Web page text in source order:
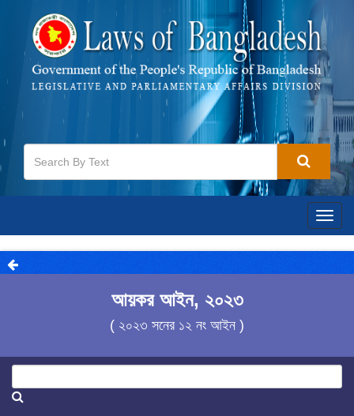
আয়কর আইন, ২০২৩
( ২০২৩ সনের ১২ নং আইন )